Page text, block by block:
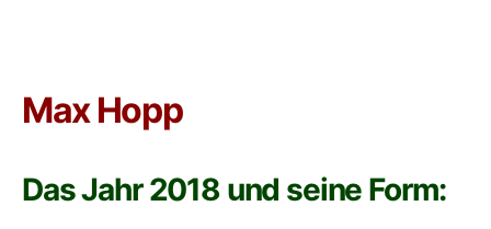
Max Hopp
Das Jahr 2018 und seine Form: